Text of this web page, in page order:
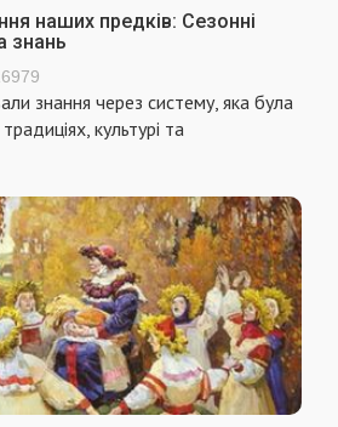
наших предків: Сезонні
знань
знання через систему, яка була
культурі та